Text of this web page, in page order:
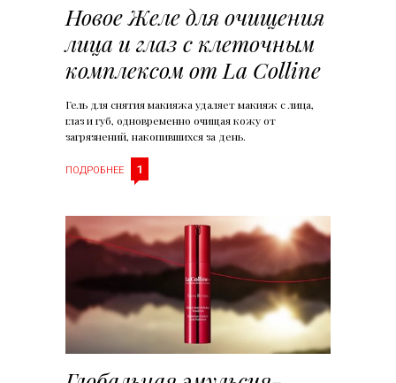
Новое Желе для очищения
лица и глаз с клеточным
комплексом от La Colline
Гель для снятия макияжа удаляет макияж с лица,
глаз и губ, одновременно очищая кожу от
загрязнений, накопившихся за день.
ПОДРОБНЕЕ 1